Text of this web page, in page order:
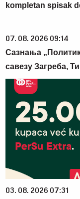
kompletan spisak
07. 08. 2026 09:14
Сазнања
савезу Загреба,
03. 08. 2026 07:31